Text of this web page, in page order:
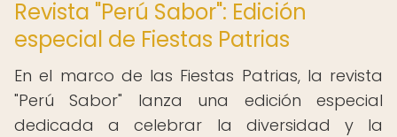
Revista "Perú Sabor": Edición
especial de Fiestas Patrias
En el marco de las Fiestas Patrias, la revista
"Perú Sabor" lanza una edición especial
dedicada a celebrar la diversidad y la